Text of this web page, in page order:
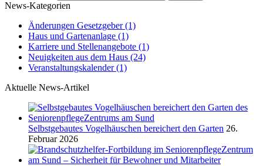
News-Kategorien
Änderungen Gesetzgeber (1)
Haus und Gartenanlage (1)
Karriere und Stellenangebote (1)
Neuigkeiten aus dem Haus (24)
Veranstaltungskalender (1)
Aktuelle News-Artikel
Selbstgebautes Vogelhäuschen bereichert den Garten 26.
Februar 2026